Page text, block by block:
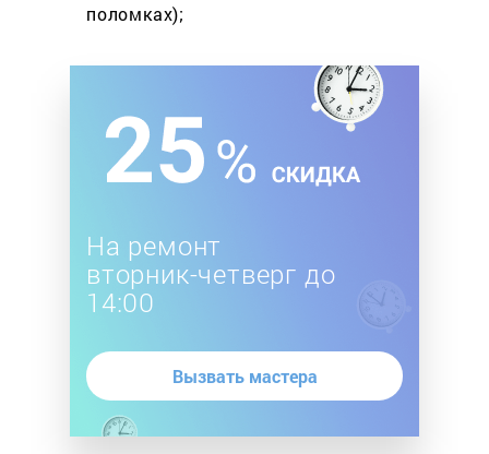
поломках);
На ремонт
вторник-четверг до
14:00
Вызвать мастера